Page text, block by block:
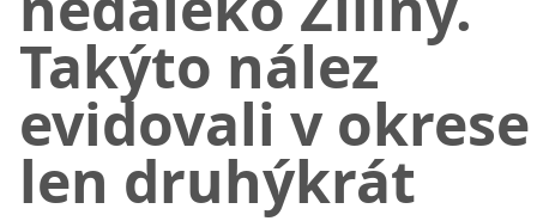
Takýto nález
evidovali v okrese
len druhýkrát